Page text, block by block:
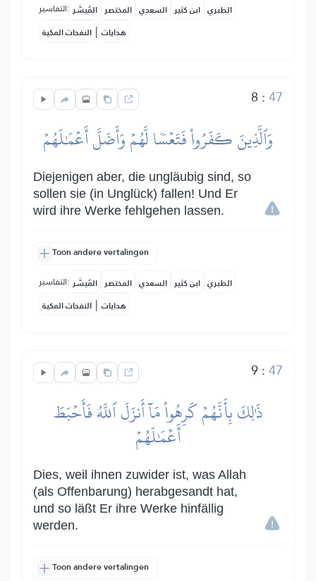
التفاسير: المُيسَّر المختصر السعدي ابن كثير الطبري
النفحات المكية | هدايات
8 :47
وَٱلَّذِينَ كَفَرُواْ فَتَعۡسٗا لَّهُمۡ وَأَضَلَّ أَعۡمَٰلَهُمۡ
Diejenigen aber, die ungläubig sind, so
sollen sie (in Unglück) fallen! Und Er
wird ihre Werke fehlgehen lassen.
Toon andere vertalingen
التفاسير: المُيسَّر المختصر السعدي ابن كثير الطبري
النفحات المكية | هدايات
9:47
ذَٰلِكَ بِأَنَّهُمۡ كَرِهُواْ مَآ أَنزَلَ ٱللَّهُ فَأَحۡبَطَ
أَعۡمَٰلَهُمۡ
Dies, weil ihnen zuwider ist, was Allah
(als Offenbarung) herabgesandt hat,
und so läßt Er ihre Werke hinfällig
werden.
Toon andere vertalingen